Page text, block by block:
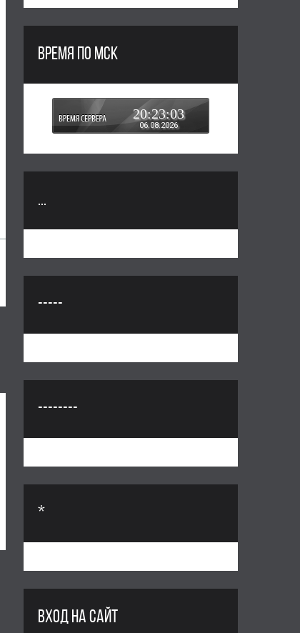
ВРЕМЯ ПО МСК
20:23:03
06.08.2026
...
-----
--------
*
ВХОД НА САЙТ